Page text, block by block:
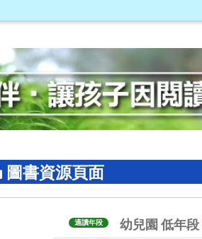
圖書資源頁面
適讀年段 幼兒園 低年段